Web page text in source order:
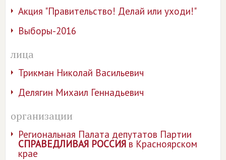
Акция "Правительство! Делай или уходи!"
Выборы-2016
лица
Трикман Николай Васильевич
Делягин Михаил Геннадьевич
организации
Региональная Палата депутатов Партии
СПРАВЕДЛИВАЯ РОССИЯв Красноярском
крае